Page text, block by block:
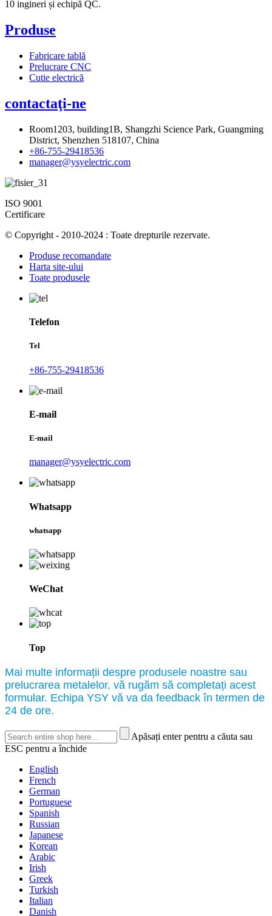
10 ingineri și echipă QC.
Produse
Fabricare tablă
Prelucrare CNC
Cutie electrică
contactaţi-ne
Room1203, building1B, Shangzhi Science Park, Guangming
District, Shenzhen 518107, China
+86-755-29418536
manager@ysyelectric.com
ISO 9001
Certificare
© Copyright - 2010-2024 : Toate drepturile rezervate.
Produse recomandate
Harta site-ului
Toate produsele
Telefon
Tel
+86-755-29418536
E-mail
E-mail
manager@ysyelectric.com
Whatsapp
whatsapp
WeChat
Top
Mai multe informații despre produsele noastre sau
prelucrarea metalelor, vă rugăm să completați acest
formular. Echipa YSY vă va da feedback în termen de
24 de ore.
Apăsați enter pentru a căuta sau
ESC pentru a închide
English
French
German
Portuguese
Spanish
Russian
Japanese
Korean
Arabic
Irish
Greek
Turkish
Italian
Danish